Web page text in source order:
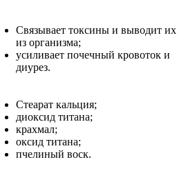
Связывает токсины и выводит их
из организма;
усиливает почечный кровоток и
диурез.
Стеарат кальция;
диоксид титана;
крахмал;
оксид титана;
пчелиный воск.